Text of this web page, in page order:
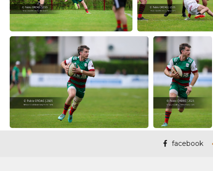
facebook